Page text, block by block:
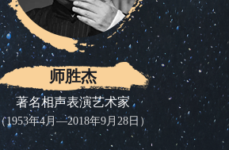
师胜杰
著名相声表演艺术家
（1953年4月—2018年9月28日）